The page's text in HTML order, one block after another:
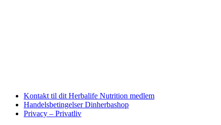
Kontakt til dit Herbalife Nutrition medlem
Handelsbetingelser Dinherbashop
Privacy – Privatliv